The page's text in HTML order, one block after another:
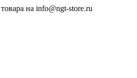
на info@ngt-store.ru